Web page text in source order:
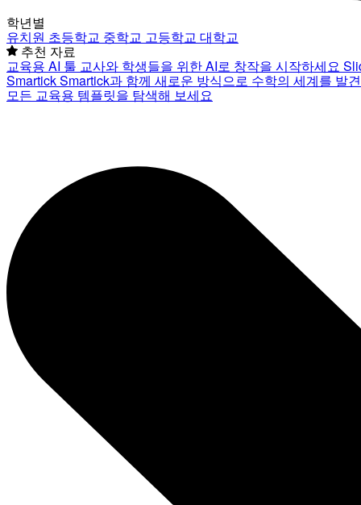
학년별
유치원 초등학교 중학교 고등학교 대학교
추천 자료
교육용 AI 툴 교사와 학생들을 위한 AI로 창작을 시작하세요
SmartickSmartick과 함께 새로운 방식으로 수학의 세계를 발
모든 교육용 템플릿을 탐색해 보세요